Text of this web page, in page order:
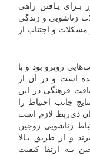
یـافتن راهی
زناشویی و زندگی
و اجتناب از
روبرو بود و با
است و در آن از
فرهنگی در این
جانب احتیاط را
ذی‌ربط لازم است
زناشویی زوجین
و از طریق بـالا
بـه ارتقا کیفیت